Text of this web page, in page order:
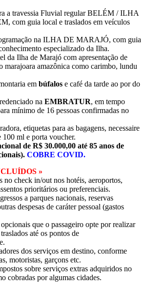
a travessia Fluvial regular BELÉM / ILHA
com guia local e traslados em veículos
na ILHA DE MARAJÓ, com guia
especializado da Ilha.
da Ilha de Marajó com apresentação de
marajoara amazônica como carimbo, lundu
em búfalos e café da tarde ao por do
na EMBRATUR, em tempo
mínimo de 16 pessoas confirmadas no
etiquetas para as bagagens, necessaire
100 ml e porta voucher.
de R$ 30.000,00 até 85 anos de
COBRE COVID.
»
no check in/out nos hotéis, aeroportos,
prioritários ou preferenciais.
a parques nacionais, reservas
despesas de caráter pessoal (gastos
que o passageiro opte por realizar
até os pontos de
dos serviços em destino, conforme
motoristas, garçons etc.
sobre serviços extras adquiridos no
cobradas por algumas cidades.